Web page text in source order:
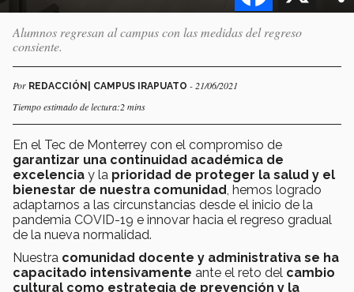
Alumnos regresan al campus con las medidas del regreso
consiente.
Por REDACCIÓN| CAMPUS IRAPUATO - 21/06/2021
Tiempo estimado de lectura:2 mins
En el Tec de Monterrey con el compromiso de
garantizar una continuidad académica de
excelencia y la prioridad de proteger la salud y el
bienestar de nuestra comunidad , hemos logrado
adaptarnos a las circunstancias desde el inicio de la
pandemia COVID-19 e innovar hacia el regreso gradual
de la nueva normalidad.
Nuestra comunidad docente y administrativa se ha
capacitado intensivamente ante el reto del cambio
cultural como estrategia de prevención y la